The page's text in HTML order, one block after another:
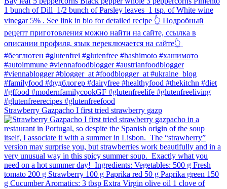
Strawberry Gazpacho⁠ I first tried strawberry gazp